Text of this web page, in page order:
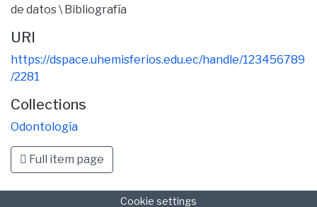
de datos \ Bibliografía
URI
https://dspace.uhemisferios.edu.ec/handle/123456789
/2281
Collections
Odontología
Full item page
Cookie settings